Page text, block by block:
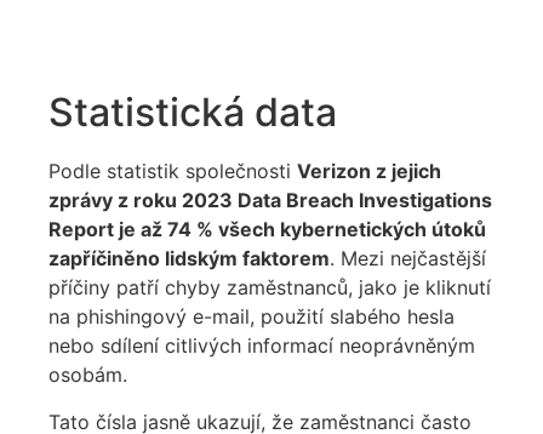
Statistická data
Podle statistik společnosti Verizon z jejich
zprávy z roku 2023 Data Breach Investigations
Report je až 74 % všech kybernetických útoků
zapříčiněno lidským faktorem. Mezi nejčastější
příčiny patří chyby zaměstnanců, jako je kliknutí
na phishingový e-mail, použití slabého hesla
nebo sdílení citlivých informací neoprávněným
osobám.
Tato čísla jasně ukazují, že zaměstnanci často